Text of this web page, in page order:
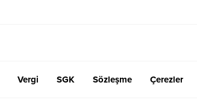
Vergi SGK Sözleşme Çerezler